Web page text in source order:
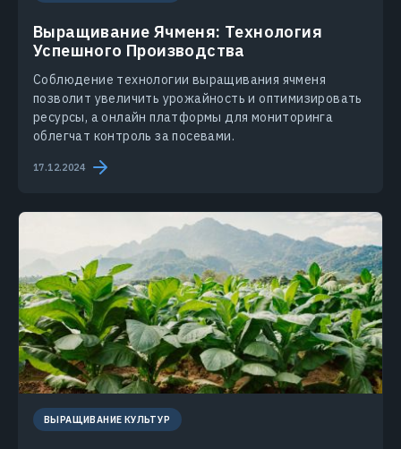
Выращивание Ячменя: Технология
Успешного Производства
Соблюдение технологии выращивания ячменя
позволит увеличить урожайность и оптимизировать
ресурсы, а онлайн платформы для мониторинга
облегчат контроль за посевами.
17.12.2024
ВЫРАЩИВАНИЕ КУЛЬТУР